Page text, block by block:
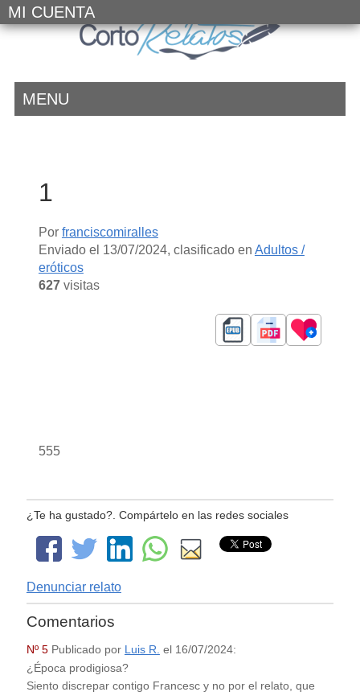
MI CUENTA
MENU
1
Por franciscomiralles
Enviado el 13/07/2024, clasificado en Adultos /
eróticos
627visitas
555
¿Te ha gustado?. Compártelo en las redes sociales
Denunciar relato
Comentarios
Nº 5Publicado por Luis R. el 16/07/2024:
¿Época prodigiosa?
Siento discrepar contigo Francesc y no por el relato, que